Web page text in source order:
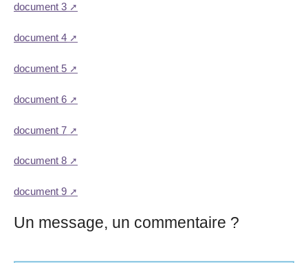
document 3
document 4
document 5
document 6
document 7
document 8
document 9
Un message, un commentaire ?